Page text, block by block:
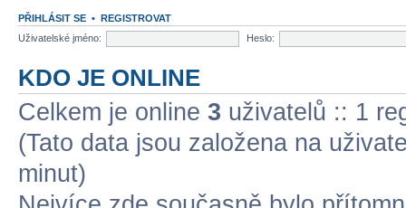
PŘIHLÁSIT SE • REGISTROVAT
Uživatelské jméno:
Heslo:
KDO JE ONLINE
Celkem je online 3 uživatelů :: 1
(Tato data jsou založena na
minut)